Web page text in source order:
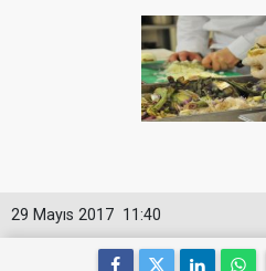
11:40
29 Mayıs 2017